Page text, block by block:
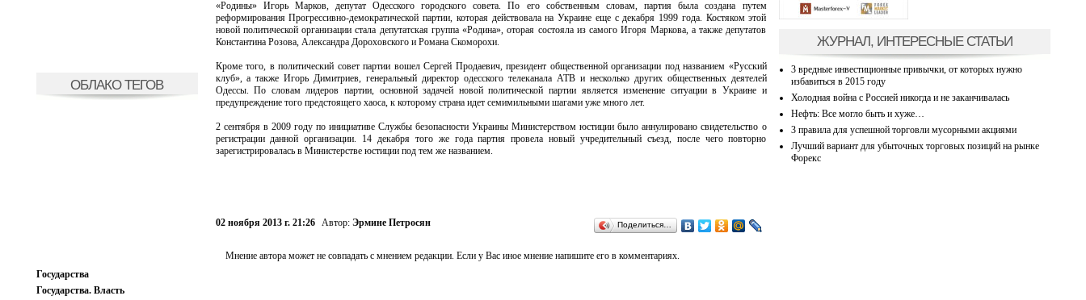
ОБЛАКО ТЕГОВ
Государства
Государства. Власть
«Родины» Игорь Марков, депутат Одесского городского совета. По его собственным словам, партия была создана путем
реформирования Прогрессивно-демократической партии, которая действовала на Украине еще с декабря 1999 года. Костяком этой
новой политической организации стала депутатская группа «Родина», оторая состояла из самого Игоря Маркова, а также депутатов
Константина Розова, Александра Дороховского и Романа Скоморохи.
Кроме того, в политический совет партии вошел Сергей Продаевич, президент общественной организации под названием «Русский
клуб», а также Игорь Димитриев, генеральный директор одесского телеканала АТВ и несколько других общественных деятелей
Одессы. По словам лидеров партии, основной задачей новой политической партии является изменение ситуации в Украине и
предупреждение того предстоящего хаоса, к которому страна идет семимильными шагами уже много лет.
2 сентября в 2009 году по инициативе Службы безопасности Украины Министерством юстиции было аннулировано свидетельство о
регистрации данной организации. 14 декабря того же года партия провела новый учредительный съезд, после чего повторно
зарегистрировалась в Министерстве юстиции под тем же названием.
02 ноября 2013 г. 21:26 Автор: Эрмине Петросян Поделиться…
Мнение автора может не совпадать с мнением редакции. Если у Вас иное мнение напишите его в комментариях.
ЖУРНАЛ, ИНТЕРЕСНЫЕ СТАТЬИ
3 вредные инвестиционные привычки, от которых нужно
избавиться в 2015 году
Холодная война с Россией никогда и не заканчивалась
Нефть: Все могло быть и хуже…
3 правила для успешной торговли мусорными акциями
Лучший вариант для убыточных торговых позиций на рынке
Форекс